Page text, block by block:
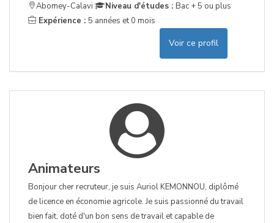
Abomey-Calavi
Niveau d'études : Bac + 5 ou plus
Expérience : 5 années et 0 mois
Voir ce profil
Animateurs
Bonjour cher recruteur, je suis Auriol KEMONNOU, diplômé
de licence en économie agricole. Je suis passionné du travail
bien fait, doté d'un bon sens de travail et capable de